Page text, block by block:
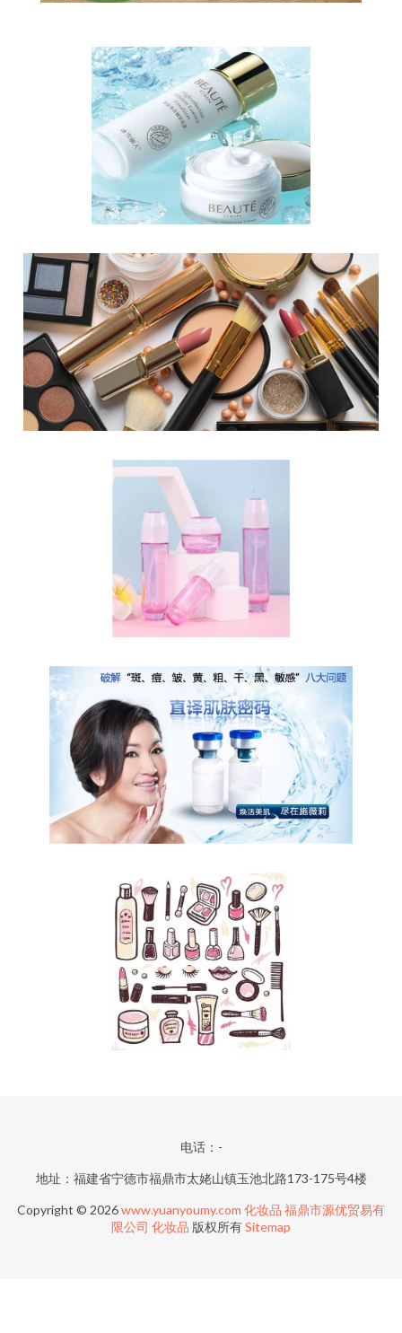
电话：-
地址：福建省宁德市福鼎市太姥山镇玉池北路173-175号4楼
Copyright © 2026www.yuanyoumy.com 化妆品 福鼎市源优贸易有
限公司 化妆品 版权所有Sitemap